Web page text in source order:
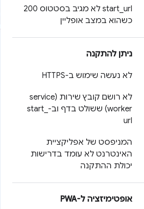
start
url לא מגיב בסטטוס 200
כשהוא במצב אופליין
ניתן להתקנה
לא נעשה שימוש ב-HTTPS
לא רושם קובץ שירות (service
worker) ששולט בדף וב-start
url
המניפסט של אפליקציית
האינטרנט לא עומד בדרישות
יכולת ההתקנה
אופטימיזציה ל-PWA